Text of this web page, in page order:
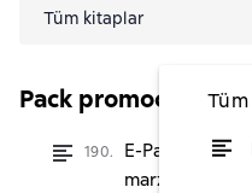
Tüm kitaplar
Pack promocional
190.
E-Pack
marzo 2020